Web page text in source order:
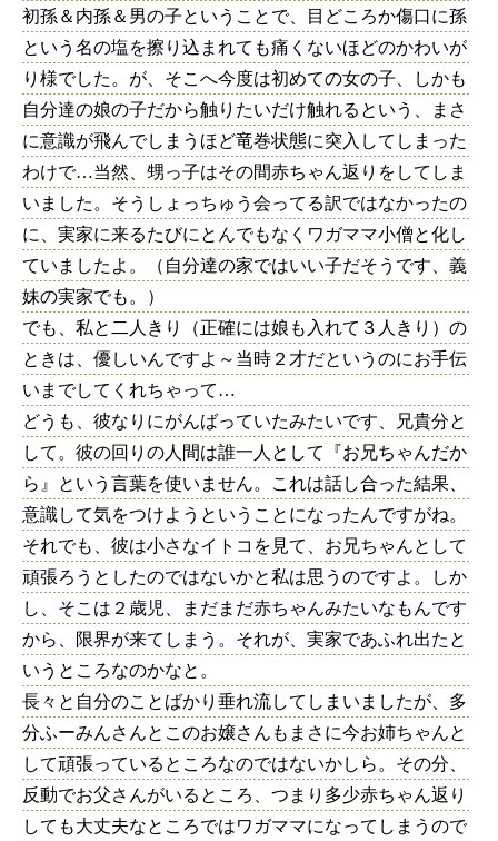
初孫＆内孫＆男の子ということで、目どころか傷口に孫
という名の塩を擦り込まれても痛くないほどのかわいが
り様でした。が、そこへ今度は初めての女の子、しかも
自分達の娘の子だから触りたいだけ触れるという、まさ
に意識が飛んでしまうほど竜巻状態に突入してしまった
わけで…当然、甥っ子はその間赤ちゃん返りをしてしま
いました。そうしょっちゅう会ってる訳ではなかったの
に、実家に来るたびにとんでもなくワガママ小僧と化し
ていましたよ。（自分達の家ではいい子だそうです、義
妹の実家でも。）
でも、私と二人きり（正確には娘も入れて３人きり）の
ときは、優しいんですよ～当時２才だというのにお手伝
いまでしてくれちゃって…
どうも、彼なりにがんばっていたみたいです、兄貴分と
して。彼の回りの人間は誰一人として『お兄ちゃんだか
ら』という言葉を使いません。これは話し合った結果、
意識して気をつけようということになったんですがね。
それでも、彼は小さなイトコを見て、お兄ちゃんとして
頑張ろうとしたのではないかと私は思うのですよ。しか
し、そこは２歳児、まだまだ赤ちゃんみたいなもんです
から、限界が来てしまう。それが、実家であふれ出たと
いうところなのかなと。
長々と自分のことばかり垂れ流してしまいましたが、多
分ふーみんさんとこのお嬢さんもまさに今お姉ちゃんと
して頑張っているところなのではないかしら。その分、
反動でお父さんがいるところ、つまり多少赤ちゃん返り
しても大丈夫なところではワガママになってしまうので